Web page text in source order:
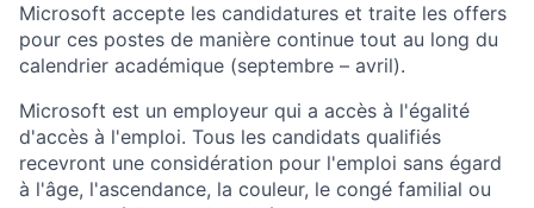
Microsoft accepte les candidatures et traite les offers
pour ces postes de manière continue tout au long du
calendrier académique (septembre – avril).
Microsoft est un employeur qui a accès à l'égalité
d'accès à l'emploi. Tous les candidats qualifiés
recevront une considération pour l'emploi sans égard
à l'âge, l'ascendance, la couleur, le congé familial ou